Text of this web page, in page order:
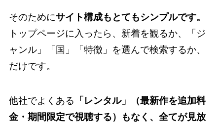
そのためにサイト構成もとてもシンプルです。
トップページに入ったら、新着を観るか、「ジ
ャンル」「国」「特徴」を選んで検索するか、
だけです。
他社でよくある 「レンタル」（最新作を追加料
金・期間限定で視聴する）もなく、全てが見放